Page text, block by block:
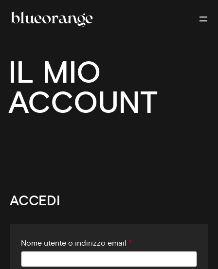
IL MIO
ACCOUNT
ACCEDI
Nome utente o indirizzo email *